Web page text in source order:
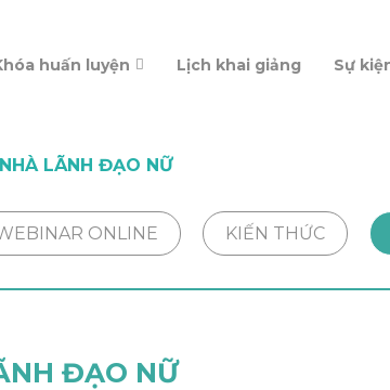
huấn luyện Lịch khai giảng Sự
LÃNH ĐẠO NỮ
ONLINE KIẾN THỨC
ĐẠO NỮ